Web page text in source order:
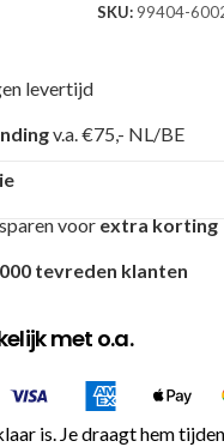
SKU: 99404-
levertijd
v.a. €75,- NL/BE
voor extra korting
tevreden klanten
met o.a.
is. Je draagt hem